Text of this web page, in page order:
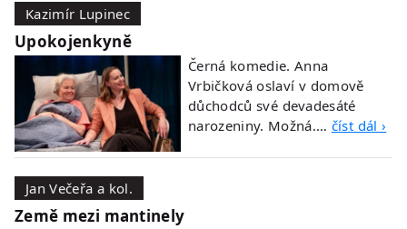
Kazimír Lupinec
Upokojenkyně
Černá komedie. Anna
Vrbičková oslaví v domově
důchodců své devadesáté
narozeniny. Možná.… číst dál ›
Jan Večeřa a kol.
Země mezi mantinely